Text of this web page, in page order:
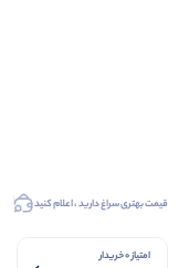
قیمت بهتری سراغ دارید ، اعلام کنید
امتیاز 0 خریدار